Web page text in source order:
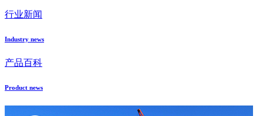
行业新闻
Industry news
产品百科
Product news